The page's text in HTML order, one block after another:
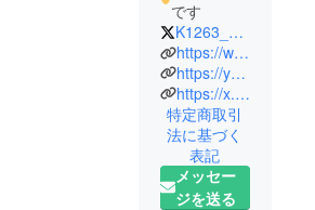
です
K1263_A1429
https://www.youtube.com/@misemonamaemonai
https://youtu.be/1WwMwTFVGbM
https://x.com/k1263_a1429?s=21
特定商取引
法に基づく
表記
メッセー
ジを送る